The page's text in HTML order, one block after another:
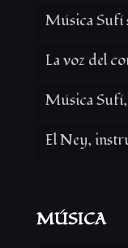
Música Sufí
La voz del
Música
El Ney,
MÚSICA